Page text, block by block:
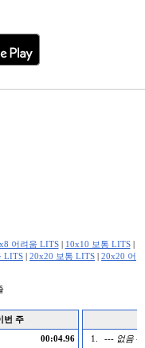
어려움 LITS| 10x10 보통 LITS|
LITS | 20x20 보통 LITS | 20x20 어
번 주
00:04.96
1.
--- 없음 ---